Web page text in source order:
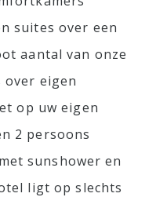
suites over een
aantal van onze
over eigen
op uw eigen
2 persoons
sunshower en
ligt op slechts